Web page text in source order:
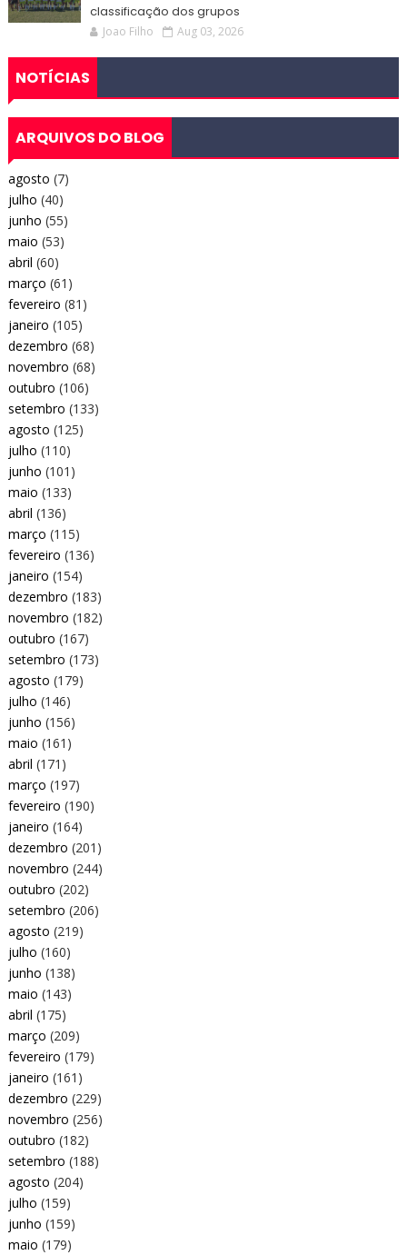
classificação dos grupos
Joao Filho Aug 03, 2026
NOTÍCIAS
ARQUIVOS DO BLOG
agosto (7)
julho (40)
junho (55)
maio (53)
abril (60)
março (61)
fevereiro (81)
janeiro (105)
dezembro (68)
novembro (68)
outubro (106)
setembro (133)
agosto (125)
julho (110)
junho (101)
maio (133)
abril (136)
março (115)
fevereiro (136)
janeiro (154)
dezembro (183)
novembro (182)
outubro (167)
setembro (173)
agosto (179)
julho (146)
junho (156)
maio (161)
abril (171)
março (197)
fevereiro (190)
janeiro (164)
dezembro (201)
novembro (244)
outubro (202)
setembro (206)
agosto (219)
julho (160)
junho (138)
maio (143)
abril (175)
março (209)
fevereiro (179)
janeiro (161)
dezembro (229)
novembro (256)
outubro (182)
setembro (188)
agosto (204)
julho (159)
junho (159)
maio (179)